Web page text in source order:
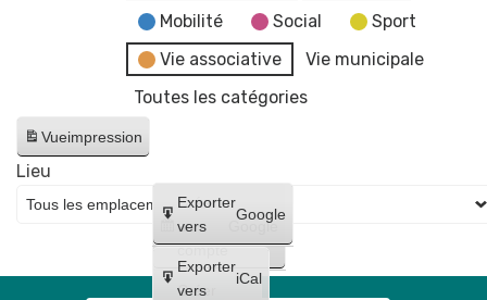
Mobilité
Social
Sport
Vie associative
Vie municipale
Toutes les catégories
Vueimpression
Créer
un
compte
Google
Créer
Exporter
vers
Google
Exporter
vers
iCal
Lieu